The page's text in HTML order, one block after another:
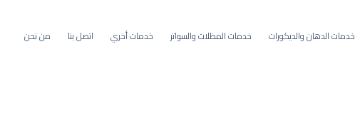
خدمات الدهان والديكورات خدمات المظلات والسواتر خدمات أخري اتصل بنا من نحن